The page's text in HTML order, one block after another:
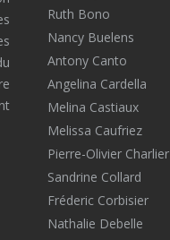
Ruth Bono
Nancy Buelens
Antony Canto
Angelina Cardella
Melina Castiaux
Melissa Caufriez
Pierre-Olivier Charlier
Sandrine Collard
Fréderic Corbisier
Nathalie Debelle